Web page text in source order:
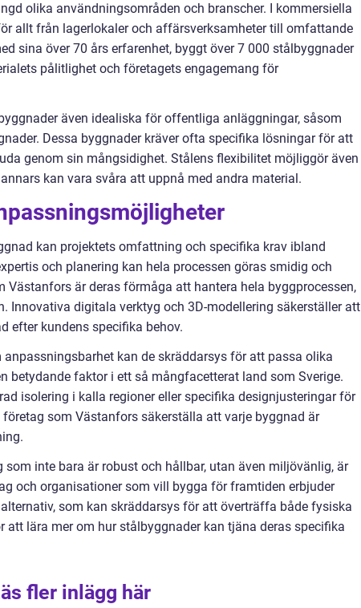
olika användningsområden och branscher. I kommersiella
allt från lagerlokaler och affärsverksamheter till omfattande
sina över 70 års erfarenhet, byggt över 7 000 stålbyggnader
pålitlighet och företagets engagemang för
även idealiska för offentliga anläggningar, såsom
Dessa byggnader kräver ofta specifika lösningar för att
genom sin mångsidighet. Stålens flexibilitet möjliggör även
kan vara svåra att uppnå med andra material.
kan projektets omfattning och specifika krav ibland
och planering kan hela processen göras smidig och
Västanfors är deras förmåga att hantera hela byggprocessen,
digitala verktyg och 3D-modellering säkerställer att
efter kundens specifika behov.
kan de skräddarsys för att passa olika
betydande faktor i ett så mångfacetterat land som Sverige.
isolering i kalla regioner eller specifika designjusteringar för
som Västanfors säkerställa att varje byggnad är
som inte bara är robust och hållbar, utan även miljövänlig, är
och organisationer som vill bygga för framtiden erbjuder
som kan skräddarsys för att överträffa både fysiska
att lära mer om hur stålbyggnader kan tjäna deras specifika
fler inlägg här